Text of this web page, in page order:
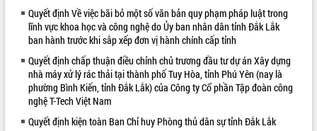
Khám bệnh, cấp phát thuốc miễn phí
và tặng quà người dân xã Cư Pui
Quyết định Về việc bãi bỏ một số văn bản quy phạm pháp luật trong
lĩnh vực khoa học và công nghệ do Ủy ban nhân dân tỉnh Đắk Lắk
ban hành trước khi sắp xếp đơn vị hành chính cấp tỉnh
Quyết định chấp thuận điều chỉnh chủ trương đầu tư dự án Xây dựng
nhà máy xử lý rác thải tại thành phố Tuy Hòa, tỉnh Phú Yên (nay là
phường Bình Kiến, tỉnh Đắk Lắk) của Công ty Cổ phần Tập đoàn công
nghệ T-Tech Việt Nam
Quyết định kiện toàn Ban Chỉ huy Phòng thủ dân sự tỉnh Đắk Lắk